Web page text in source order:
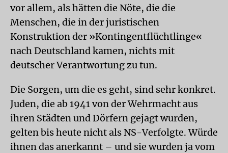
vor allem, als hätten die Nöte, die die
Menschen, die in der juristischen
Konstruktion der »Kontingentflüchtlinge«
nach Deutschland kamen, nichts mit
deutscher Verantwortung zu tun.
Die Sorgen, um die es geht, sind sehr konkret.
Juden, die ab 1941 von der Wehrmacht aus
ihren Städten und Dörfern gejagt wurden,
gelten bis heute nicht als NS-Verfolgte. Würde
ihnen das anerkannt – und sie wurden ja vom